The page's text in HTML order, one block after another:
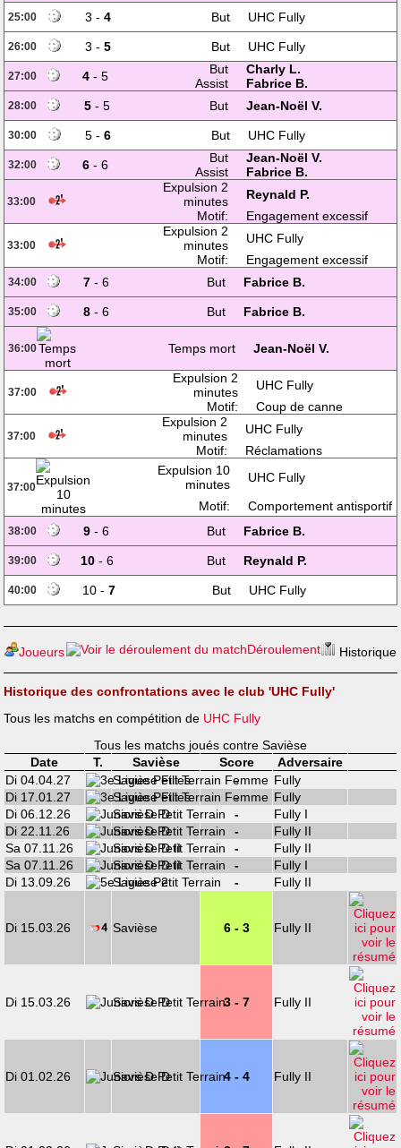
25:00 3 - 4 But UHC Fully
26:00 3 - 5 But UHC Fully
27:00 4- 5 But
Charly L.
Assist
Fabrice B.
28:00 5 - 5 But Jean-Noël V.
30:00 5 - 6 But UHC Fully
32:00 6- 6 But
Jean-Noël V.
Assist
Fabrice B.
33:00
Expulsion 2
minutes
Reynald P.
Motif:
Engagement excessif
33:00
Expulsion 2
minutes
UHC Fully
Motif:
Engagement excessif
34:00 7 - 6 But Fabrice B.
35:00 8 - 6 But Fabrice B.
36:00 Temps mort Jean-Noël V.
37:00
Expulsion 2
minutes
UHC Fully
Motif:
Coup de canne
37:00
Expulsion 2
minutes
UHC Fully
Motif:
Réclamations
37:00
Expulsion 10
minutes
UHC Fully
Motif:
Comportement antisportif
38:00 9 - 6 But Fabrice B.
39:00 10- 6 But Reynald P.
40:00 10 - 7 But UHC Fully
Joueurs Déroulement Historique
Historique des confrontations avec le club 'UHC Fully'
Tous les matchs en compétition de UHC Fully
Tous les matchs joués contre Savièse
Date
T. Savièse Score
Adversaire
Di 04.04.27
Savièse Filles -
Fully
Di 17.01.27
Savièse Filles -
Fully
Di 06.12.26
Savièse D -
Fully I
Di 22.11.26
Savièse D -
Fully II
Sa 07.11.26
Savièse D II -
Fully II
Sa 07.11.26
Savièse D II -
Fully I
Di 13.09.26
Savièse 2 - Fully II
Di 15.03.26 Savièse 6 - 3 Fully II
Di 15.03.26 Savièse D 3 - 7 Fully II
Di 01.02.26 Savièse D 4 - 4 Fully II